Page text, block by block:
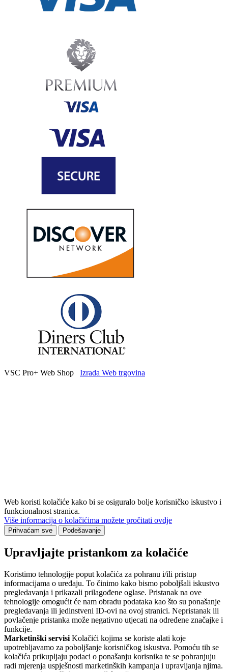
VSC Pro+ Web Shop Izrada Web trgovina
Web koristi kolačiće kako bi se osiguralo bolje korisničko iskustvo i
funkcionalnost stranica.
Više informacija o kolačićima možete pročitati ovdje
Prihvaćam sve Podešavanje
Upravljajte pristankom za kolačiće
Koristimo tehnologije poput kolačića za pohranu i/ili pristup
informacijama o uređaju. To činimo kako bismo poboljšali iskustvo
pregledavanja i prikazali prilagođene oglase. Pristanak na ove
tehnologije omogućit će nam obradu podataka kao što su ponašanje
pregledavanja ili jedinstveni ID-ovi na ovoj stranici. Nepristanak ili
povlačenje pristanka može negativno utjecati na određene značajke i
funkcije.
Marketinški servisi Kolačići kojima se koriste alati koje
upotrebljavamo za poboljšanje korisničkog iskustva. Pomoću tih se
kolačića prikupljaju podaci o ponašanju korisnika te se pohranjuju
radi mjerenja uspješnosti marketinških kampanja i upravljanja njima.